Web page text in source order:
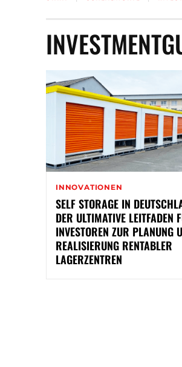
INNOVATIONEN
SELF STORAGE IN
DER ULTIMATIVE LEITFADEN
INVESTOREN ZUR PLANUNG
REALISIERUNG RENTABLER
LAGERZENTREN